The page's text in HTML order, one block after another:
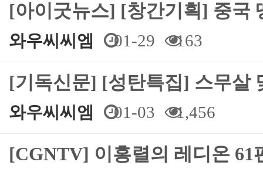
[아이굿뉴스] [창간기획] 중
와우씨씨엠 01-29 163
[기독신문] [성탄특집] 스무
와우씨씨엠 01-03 1,456
[CGNTV] 이홍렬의 레디온 61